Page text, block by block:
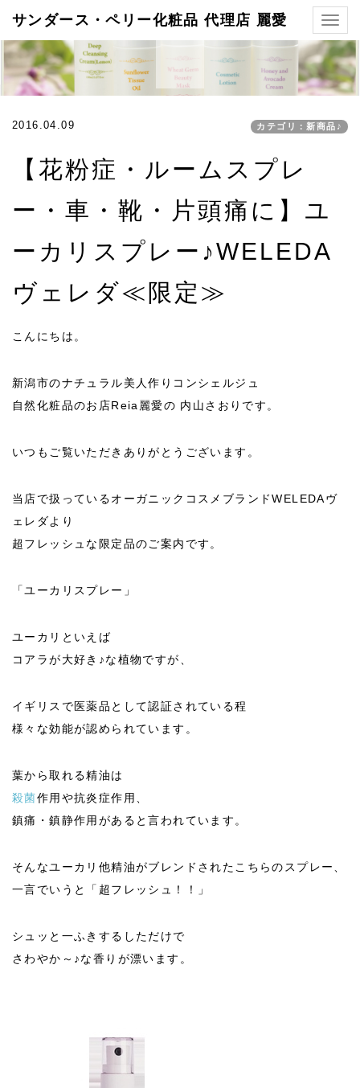
サンダース・ペリー化粧品 代理店 麗愛
2016.04.09 カテゴリ：新商品♪
【花粉症・ルームスプレ
ー・車・靴・片頭痛に】ユ
ーカリスプレー♪WELEDA
ヴェレダ≪限定≫
こんにちは。
新潟市のナチュラル美人作りコンシェルジュ
自然化粧品のお店Reia麗愛の 内山さおりです。
いつもご覧いただきありがとうございます。
当店で扱っているオーガニックコスメブランドWELEDAヴ
ェレダより
超フレッシュな限定品のご案内です。
「ユーカリスプレー」
ユーカリといえば
コアラが大好き♪な植物ですが、
イギリスで医薬品として認証されている程
様々な効能が認められています。
葉から取れる精油は
殺菌作用や抗炎症作用、
鎮痛・鎮静作用があると言われています。
そんなユーカリ他精油がブレンドされたこちらのスプレー、
一言でいうと「超フレッシュ！！」
シュッと一ふきするしただけで
さわやか～♪な香りが漂います。